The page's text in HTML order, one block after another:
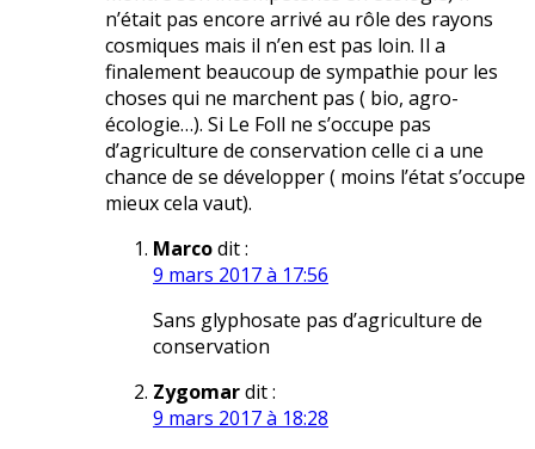
n’était pas encore arrivé au rôle des rayons
cosmiques mais il n’en est pas loin. Il a
finalement beaucoup de sympathie pour les
choses qui ne marchent pas ( bio, agro-
écologie…). Si Le Foll ne s’occupe pas
d’agriculture de conservation celle ci a une
chance de se développer ( moins l’état s’occupe
mieux cela vaut).
Marcodit :
9 mars 2017 à 17:56
Sans glyphosate pas d’agriculture de
conservation
Zygomardit :
9 mars 2017 à 18:28